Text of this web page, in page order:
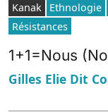
Kanak Ethnologie
Résistances
1+1=Nous
Gilles Elie Dit